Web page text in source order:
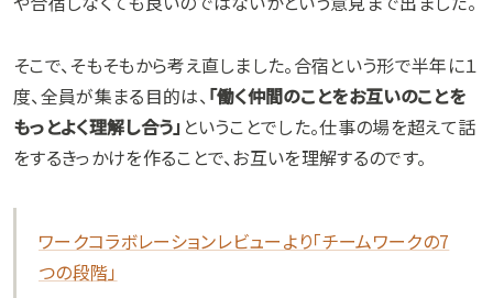
そこで、そもそもから考え直しました。合宿という形で半年に１
度、全員が集まる目的は、 「働く仲間のことをお互いのことを
もっとよく理解し合う」 ということでした。仕事の場を超えて話
をするきっかけを作ることで、お互いを理解するのです。
ワークコラボレーションレビューより「チームワークの7
つの段階」